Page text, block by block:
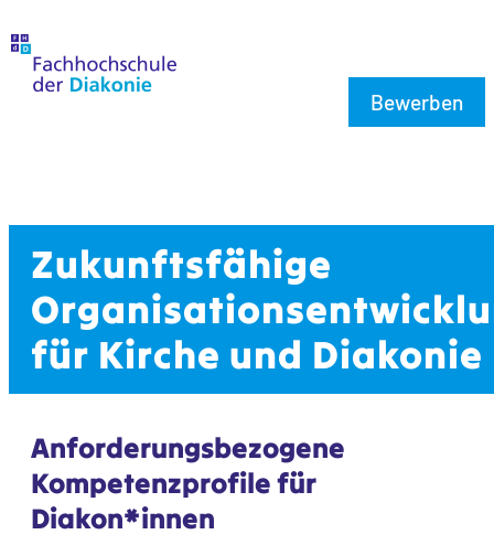
Bewerben
Zukunftsfähige
für Kirche und Diakonie
Anforderungsbezogene
Kompetenzprofile für
Diakon*innen